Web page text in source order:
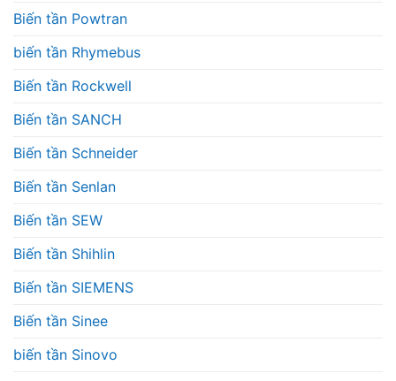
Biến tần Powtran
biến tần Rhymebus
Biến tần Rockwell
Biến tần SANCH
Biến tần Schneider
Biến tần Senlan
Biến tần SEW
Biến tần Shihlin
Biến tần SIEMENS
Biến tần Sinee
biến tần Sinovo